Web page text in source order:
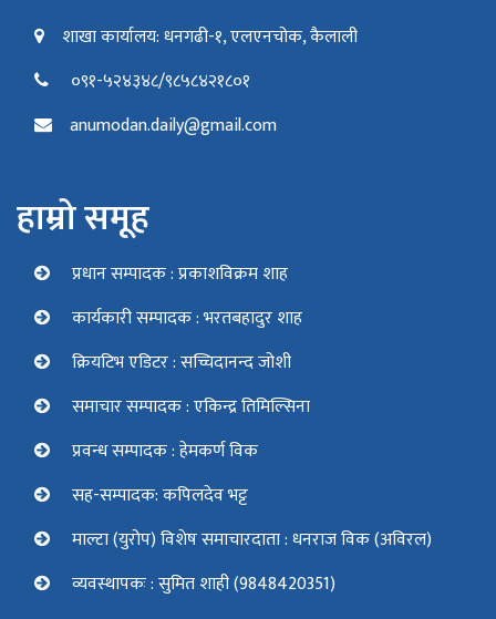
शाखा कार्यालय: धनगढी-१, एलएनचोक, कैलाली
०९१-५२४३४८/९८५८४२१८०१
anumodan.daily@gmail.com
हाम्रो समूह
प्रधान सम्पादक : प्रकाशविक्रम शाह
कार्यकारी सम्पादक : भरतबहादुर शाह
क्रियटिभ एडिटर : सच्चिदानन्द जोशी
समाचार सम्पादक : एकिन्द्र तिमिल्सिना
प्रवन्ध सम्पादक : हेमकर्ण विक
सह-सम्पादक: कपिलदेव भट्ट
माल्टा (युरोप) विशेष समाचारदाता : धनराज विक (अविरल)
व्यवस्थापकः : सुमित शाही (9848420351)